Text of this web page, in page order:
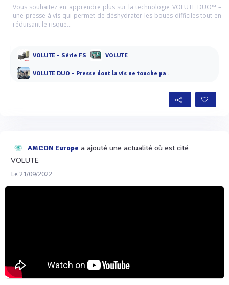
Vous souhaitez en apprendre plus sur la technologie VOLUTE DUO™ –
une presse à vis qui permet de déshydrater les boues difficiles tout en
réduisant le risque...
VOLUTE - Série FS VOLUTE
VOLUTE DUO - Presse dont la vis ne touche pas les anneaux
AMCON Europe a ajouté une actualité où est cité
VOLUTE
Le 21/09/2022